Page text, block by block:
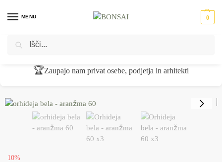
MENU 0
Domov Umetno cvetje
🏆Zaupajo nam privat osebe, podjetja in arhitekti
10%